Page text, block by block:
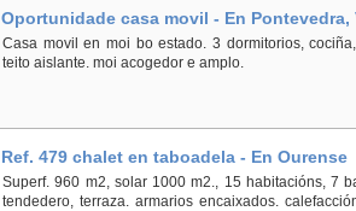
Oportunidade casa movil - En Pontevedra,
Casa movil en moi bo estado. 3 dormitorios,
teito aislante. moi acogedor e amplo.
Ref. 479 chalet en taboadela - En Ourense
Superf. 960 m2, solar 1000 m2., 15 habitacións, 7
tendedero, terraza. armarios encaixados.